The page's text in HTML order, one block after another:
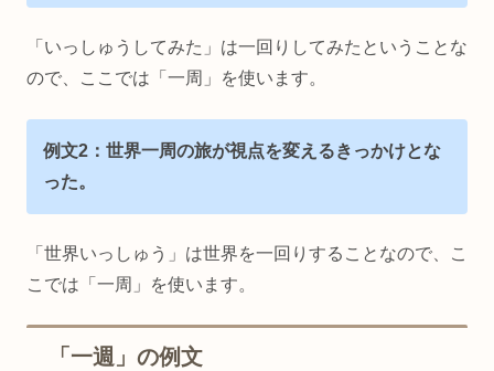
「いっしゅうしてみた」は一回りしてみたということな
ので、ここでは「一周」を使います。
例文2：世界一周の旅が視点を変えるきっかけとな
った。
「世界いっしゅう」は世界を一回りすることなので、こ
こでは「一周」を使います。
「一週」の例文